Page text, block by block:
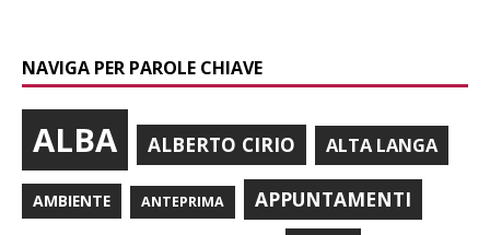
NAVIGA PER PAROLE CHIAVE
ALBA ALBERTO CIRIO ALTA LANGA
AMBIENTE ANTEPRIMA APPUNTAMENTI